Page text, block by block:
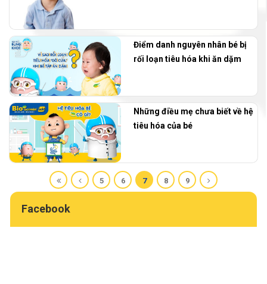
Điểm danh nguyên nhân bé bị
rối loạn tiêu hóa khi ăn dặm
Những điều mẹ chưa biết về hệ
tiêu hóa của bé
5 6 7 8 9
Facebook